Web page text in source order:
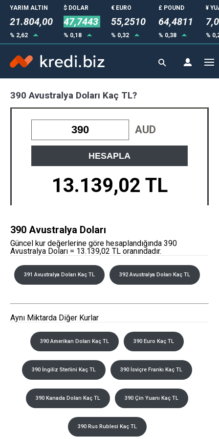
YARIM ALTIN
21.804,00
% 2,62
$ DOLAR
47,7443
% 0,18
€ EURO
55,2510
% 0,32
£ POUND
64,4811
% 0,38
¥
%
390 Avustralya Doları Kaç TL?
AUD
HESAPLA
13.139,02 TL
390 Avustralya Doları
Güncel kur değerlerine göre hesaplandığında 390
Avustralya Doları = 13.139,02 TL oranındadır.
391 Avustralya Doları Kaç TL 392 Avustralya Doları Kaç TL
Aynı Miktarda Diğer Kurlar
390 Amerikan Doları Kaç TL 390 Euro Kaç TL
390 İngiliz Sterlini Kaç TL 390 İsviçre Frankı Kaç TL
390 Kanada Doları Kaç TL 390 Çin Yuanı Kaç TL
390 Rus Rublesi Kaç TL